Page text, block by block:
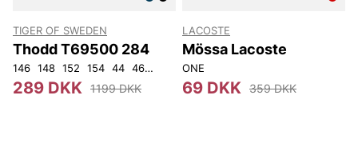
TIGER OF SWEDEN
Thodd T69500 284
146 148 152 154 44 46 48 50 52
289 DKK 1199 DKK
LACOSTE
Mössa Lacoste
ONE
69 DKK 359 DKK